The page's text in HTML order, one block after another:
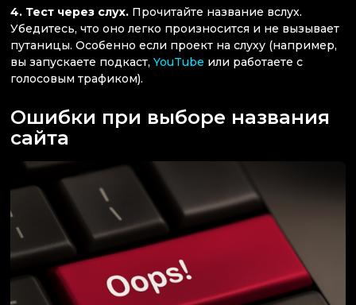
4. Тест через слух. Прочитайте название вслух.
Убедитесь, что оно легко произносится и не вызывает
путаницы. Особенно если проект на слуху (например,
вы запускаете подкаст, YouTube или работаете с
голосовым трафиком).
Ошибки при выборе названия
сайта